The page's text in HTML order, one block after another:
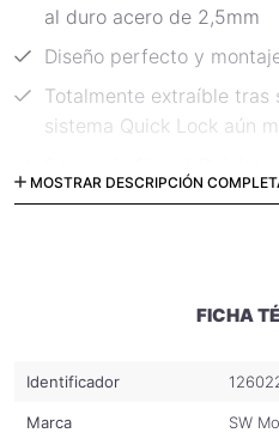
al duro acero de 2,5mm
Diseño perfecto y
Totalmente extraíble tras
sistema Quick Lock aún
mediante el uso de
Montaje sencillo sobre
Protección anticorrosiva
MOSTRAR DESCRIPCIÓN
FICHA
Identificador
Marca SW